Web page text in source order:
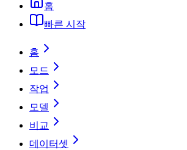
홈
빠른 시작
홈
모드
작업
모델
비교
데이터셋